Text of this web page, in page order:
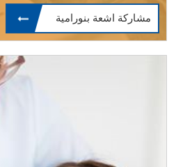
مشاركة اشعة بنورامية